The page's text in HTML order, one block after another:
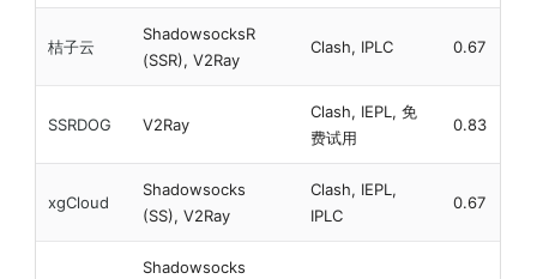
桔子云
ShadowsocksR
(SSR), V2Ray
Clash, IPLC 0.67
SSRDOG V2Ray
Clash, IEPL, 免
费试用
0.83
xgCloud
Shadowsocks
(SS), V2Ray
Clash, IEPL,
IPLC
0.67
Shadowsocks